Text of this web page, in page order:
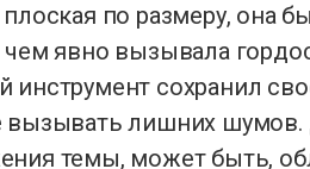
по размеру, она
чем явно вызывала
инструмент сохранил
вызывать лишних
темы, может быть,